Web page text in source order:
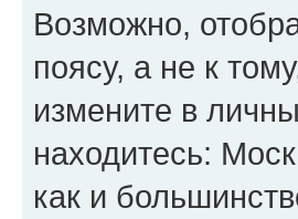
Возможно,
поясу, а не к
измените в
находитесь:
как и